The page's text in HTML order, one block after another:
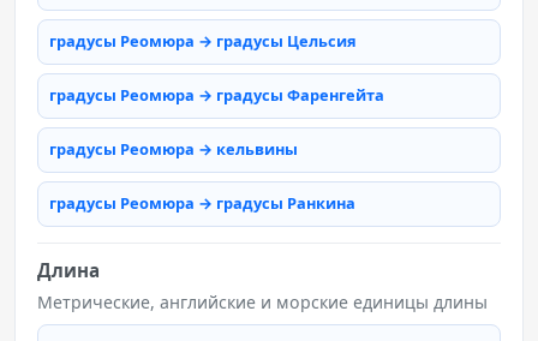
градусы Реомюра → градусы Цельсия
градусы Реомюра → градусы Фаренгейта
градусы Реомюра → кельвины
градусы Реомюра → градусы Ранкина
Длина
Метрические, английские и морские единицы длины